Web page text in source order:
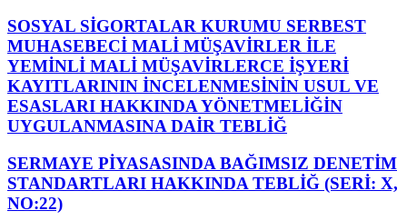
SOSYAL SİGORTALAR KURUMU SERBEST
MUHASEBECİ MALİ MÜŞAVİRLER İLE
YEMİNLİ MALİ MÜŞAVİRLERCE İŞYERİ
KAYITLARININ İNCELENMESİNİN USUL VE
ESASLARI HAKKINDA YÖNETMELİĞİN
UYGULANMASINA DAİR TEBLİĞ
SERMAYE PİYASASINDA BAĞIMSIZ DENETİM
STANDARTLARI HAKKINDA TEBLİĞ (SERİ: X,
NO:22)